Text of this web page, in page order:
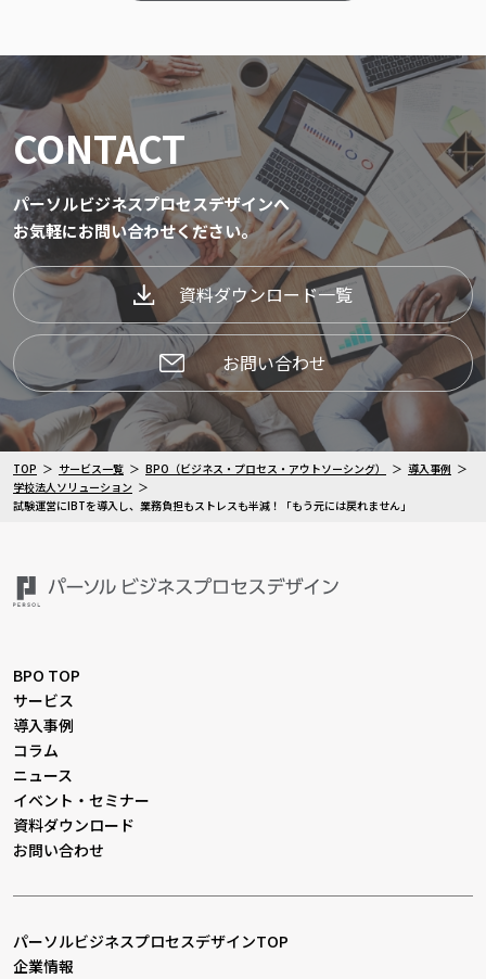
CONTACT
パーソルビジネスプロセスデザインへ
お気軽にお問い合わせください。
資料ダウンロード一覧
お問い合わせ
TOP サービス一覧 BPO（ビジネス・プロセス・アウトソーシング）
導入事例
学校法人ソリューション
試験運営にIBTを導入し、業務負担もストレスも半減！「もう元には戻れません」
BPO TOP
サービス
導入事例
コラム
ニュース
イベント・セミナー
資料ダウンロード
お問い合わせ
パーソルビジネスプロセスデザインTOP
企業情報